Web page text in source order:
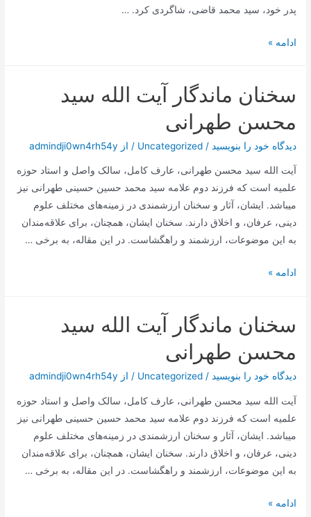
پدر خود، سید محمد قاضی، شاگردی کرد. …
سید
طباطبایی،
و
فقیه
ادامه »
سخنان ماندگار آیت الله سید
محسن طهرانی
دیدگاه‌ خود را بنویسید /
Uncategorized / از admindji0wn4rh54y
آیت الله سید محسن طهرانی، عارف کامل، سالک واصل و استاد حوزه
علمیه است که فرزند دوم علامه سید محمد حسین حسینی طهرانی نیز
میباشد. ایشان، آثار و سخنان ارزشمندی در زمینه‌های مختلف علوم
دینی، عرفان، و اخلاق دارند. سخنان ایشان، همچنان، برای علاقه‌مندان
به این موضوعات، ارزشمند و راهگشاست. در این مقاله، به برخی …
سخنان
الله
محسن
طهرانی
ادامه »
سخنان ماندگار آیت الله سید
محسن طهرانی
دیدگاه‌ خود را بنویسید /
Uncategorized / از admindji0wn4rh54y
آیت الله سید محسن طهرانی، عارف کامل، سالک واصل و استاد حوزه
علمیه است که فرزند دوم علامه سید محمد حسین حسینی طهرانی نیز
میباشد. ایشان، آثار و سخنان ارزشمندی در زمینه‌های مختلف علوم
دینی، عرفان، و اخلاق دارند. سخنان ایشان، همچنان، برای علاقه‌مندان
به این موضوعات، ارزشمند و راهگشاست. در این مقاله، به برخی …
سخنان
ادامه »